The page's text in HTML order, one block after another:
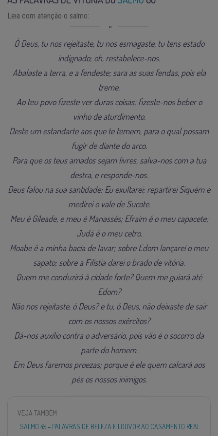
Leia com atenção o salmo:
Ó Deus, tu nos rejeitaste, tu nos esmagaste, tu tens estado
indignado; oh, restabelece-nos.
Abalaste a terra, e a fendeste; sara as suas fendas, pois ela
treme.
Ao teu povo fizeste ver duras coisas; fizeste-nos beber o
vinho de aturdimento.
Deste um estandarte aos que te temem, para o qual possam
fugir de diante do arco.
Para que os teus amados sejam livres, salva-nos com a tua
destra, e responde-nos.
Deus falou na sua santidade: Eu exultarei; repartirei Siquém e
medirei o vale de Sucote.
Meu é Gileade, e meu é Manassés; Efraim é o meu capacete;
Judá é o meu cetro.
Moabe é a minha bacia de lavar; sobre Edom lançarei o meu
sapato; sobre a Filístia darei o brado de vitória.
Quem me conduzirá à cidade forte? Quem me guiará até
Edom?
Não nos rejeitaste, ó Deus? e tu, ó Deus, não deixaste de sair
com os nossos exércitos?
Dá-nos auxílio contra o adversário, pois vão é o socorro da
parte do homem.
Em Deus faremos proezas; porque é ele quem calcará aos
pés os nossos inimigos.
VEJA TAMBÉM
SALMO 45 – PALAVRAS DE BELEZA E LOUVOR AO CASAMENTO REAL